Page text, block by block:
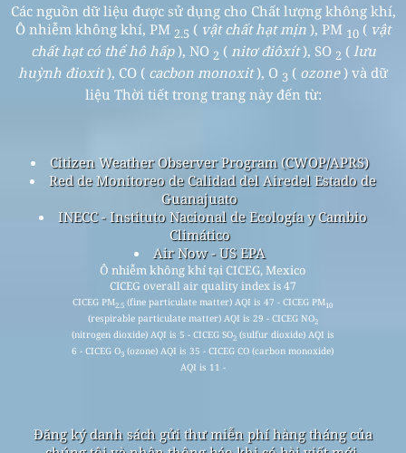
Các nguồn dữ liệu được sử dụng cho Chất lượng không khí,
Ô nhiễm không khí, PM 2.5 ( vật chất hạt mịn ), PM 10 ( vật
chất hạt có thể hô hấp), NO 2 ( nitơ điôxít), SO 2 ( lưu
huỳnh đioxit), CO ( cacbon monoxit), O 3 ( ozone) và dữ
liệu Thời tiết trong trang này đến từ:
Citizen Weather Observer Program (CWOP/APRS)
Red de Monitoreo de Calidad del Airedel Estado de
Guanajuato
INECC - Instituto Nacional de Ecología y Cambio
Climático
Air Now - US EPA
Ô nhiễm không khí tại CICEG, Mexico
CICEG overall air quality index is 47
CICEG PM2.5 (fine particulate matter) AQI is 47 - CICEG PM10
(respirable particulate matter) AQI is 29 - CICEG NO2
(nitrogen dioxide) AQI is 5 - CICEG SO2(sulfur dioxide) AQI is
6 - CICEG O3 (ozone) AQI is 35 - CICEG CO (carbon monoxide)
AQI is 11 -
Đăng ký danh sách gửi thư miễn phí hàng tháng của